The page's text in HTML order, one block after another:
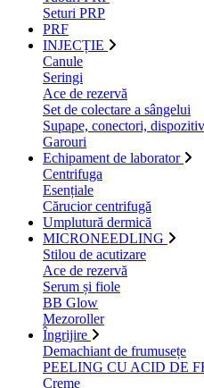
Seturi PRP
PRF
INJECȚIE
Canule
Seringi
Ace de rezervă
Set de colectare a sângelui
Supape, conectori,
Garouri
Echipament de laborator
Centrifuga
Esențiale
Cărucior centrifugă
Umplutură dermică
MICRONEEDLING
Stilou de acutizare
Ace de rezervă
Serum și fiole
BB Glow
Mezoroller
Îngrijire
Demachiant de frumusețe
PEELING CU ACID DE
Creme